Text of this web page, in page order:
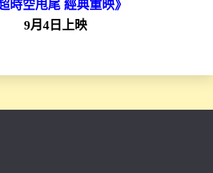
時空甩尾 經典重映》
9月4日上映